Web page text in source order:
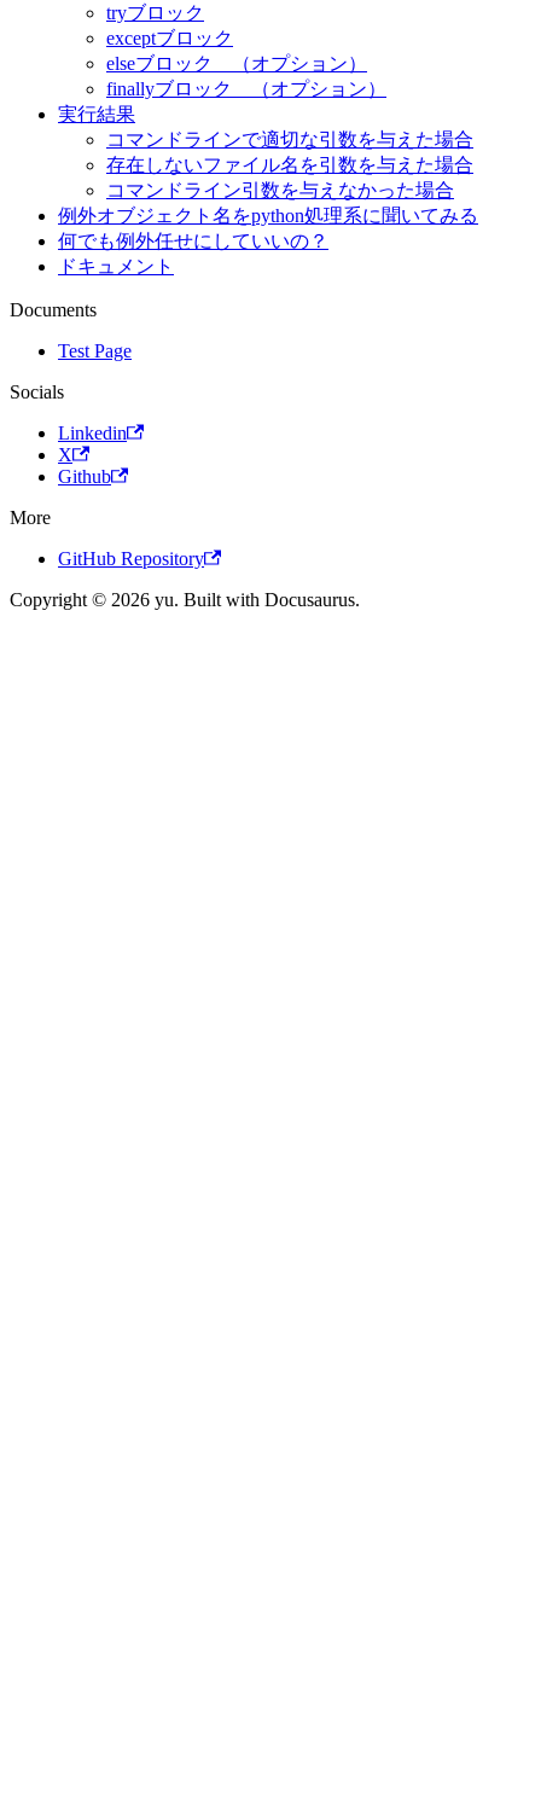
tryブロック
exceptブロック
elseブロック （オプション）
finallyブロック （オプション）
実行結果
コマンドラインで適切な引数を与えた場合
存在しないファイル名を引数を与えた場合
コマンドライン引数を与えなかった場合
例外オブジェクト名をpython処理系に聞いてみる
何でも例外任せにしていいの？
ドキュメント
Documents
Test Page
Socials
Linkedin
X
Github
More
GitHub Repository
Copyright © 2026 yu. Built with Docusaurus.